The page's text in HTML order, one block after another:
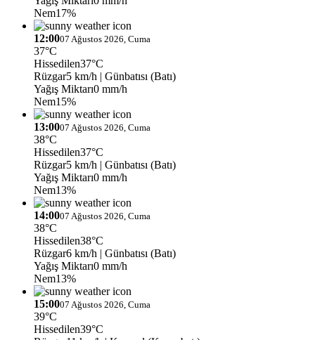
Nem17%
12:0007 Ağustos 2026, Cuma
37°C
Hissedilen37°C
Rüzgar5 km/h | Günbatısı (Batı)
Yağış Miktarı0 mm/h
Nem15%
13:0007 Ağustos 2026, Cuma
38°C
Hissedilen37°C
Rüzgar5 km/h | Günbatısı (Batı)
Yağış Miktarı0 mm/h
Nem13%
14:0007 Ağustos 2026, Cuma
38°C
Hissedilen38°C
Rüzgar6 km/h | Günbatısı (Batı)
Yağış Miktarı0 mm/h
Nem13%
15:0007 Ağustos 2026, Cuma
39°C
Hissedilen39°C